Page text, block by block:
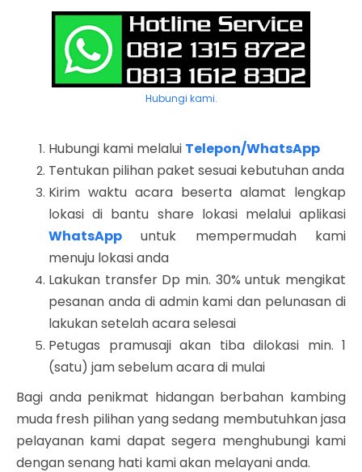
Hubungi kami.
Hubungi kami melalui Telepon/WhatsApp
Tentukan pilihan paket sesuai kebutuhan anda
Kirim waktu acara beserta alamat lengkap
lokasi di bantu share lokasi melalui aplikasi
WhatsApp untuk mempermudah kami
menuju lokasi anda
Lakukan transfer Dp min. 30% untuk mengikat
pesanan anda di admin kami dan pelunasan di
lakukan setelah acara selesai
Petugas pramusaji akan tiba dilokasi min. 1
(satu) jam sebelum acara di mulai
Bagi anda penikmat hidangan berbahan kambing
muda fresh pilihan yang sedang membutuhkan jasa
pelayanan kami dapat segera menghubungi kami
dengan senang hati kami akan melayani anda.